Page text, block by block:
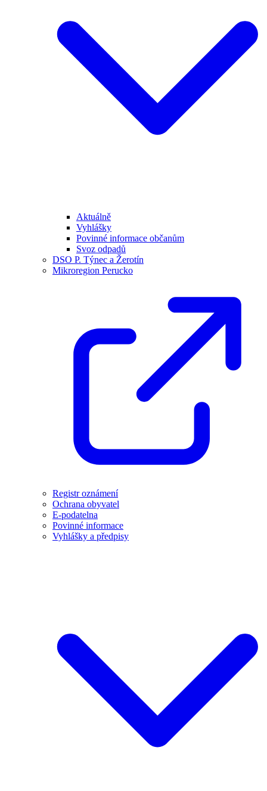
Aktuálně
Vyhlášky
Povinné informace občanům
Svoz odpadů
DSO P. Týnec a Žerotín
Mikroregion Perucko
Registr oznámení
Ochrana obyvatel
E-podatelna
Povinné informace
Vyhlášky a předpisy